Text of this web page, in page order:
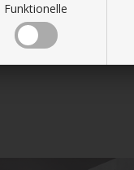
Funktionelle